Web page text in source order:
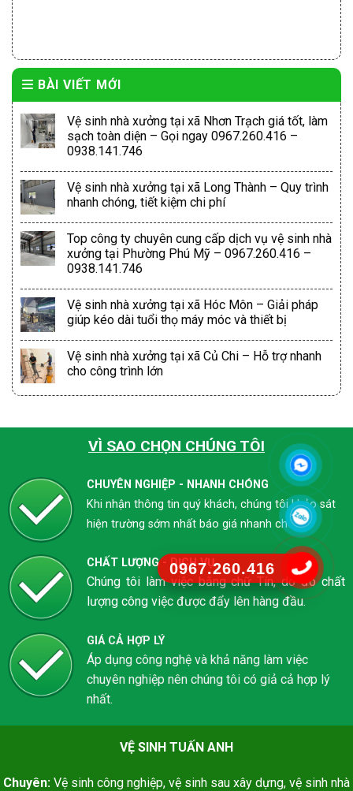
0967.260.416
BÀI VIẾT MỚI
Vệ sinh nhà xưởng tại xã Nhơn Trạch giá tốt, làm
sạch toàn diện – Gọi ngay 0967.260.416 –
0938.141.746
Vệ sinh nhà xưởng tại xã Long Thành – Quy trình
nhanh chóng, tiết kiệm chi phí
Top công ty chuyên cung cấp dịch vụ vệ sinh nhà
xưởng tại Phường Phú Mỹ – 0967.260.416 –
0938.141.746
Vệ sinh nhà xưởng tại xã Hóc Môn – Giải pháp
giúp kéo dài tuổi thọ máy móc và thiết bị
Vệ sinh nhà xưởng tại xã Củ Chi – Hỗ trợ nhanh
cho công trình lớn
VÌ SAO CHỌN CHÚNG TÔI
CHUYÊN NGHIỆP - NHANH CHÓNG
Khi nhận thông tin quý khách, chúng tôi khảo sát
hiện trường sớm nhất báo giá nhanh chóng
CHẤT LƯỢNG - DỊCH VỤ
Chúng tôi làm việc bằng chữ Tín, do đó chất
lượng công việc được đẩy lên hàng đầu.
GIÁ CẢ HỢP LÝ
Áp dụng công nghệ và khả năng làm việc
chuyên nghiệp nên chúng tôi có giả cả hợp lý
nhất.
VỆ SINH TUẤN ANH
Chuyên: Vệ sinh công nghiệp, vệ sinh sau xây dựng, vệ sinh nhà